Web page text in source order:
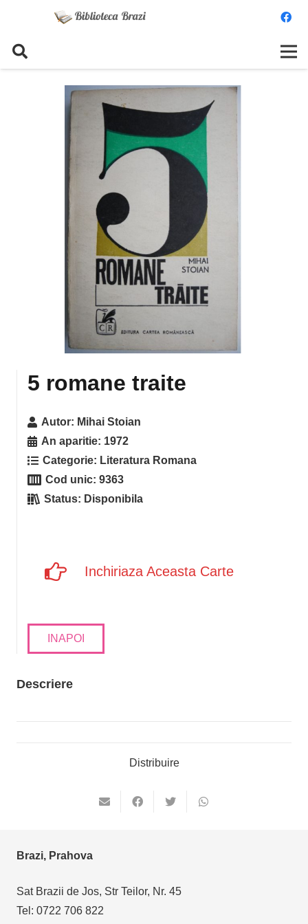
5 romane traite
Autor: Mihai Stoian
An aparitie: 1972
Categorie: Literatura Romana
Cod unic:9363
Status: Disponibila
Inchiriaza Aceasta Carte
INAPOI
Descriere
Distribuire
Brazi, Prahova
Sat Brazii de Jos, Str Teilor, Nr. 45
Tel: 0722 706 822